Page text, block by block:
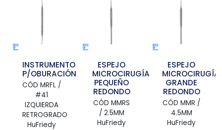
INSTRUMENTO
P/OBURACIÓN
CÓD MRFL /
#41
IZQUIERDA
RETROGRADO
HuFriedy
ESPEJO
MICROCIRUGÍA
PEQUEÑO
REDONDO
CÓD MMRS
/ 2.5MM
HuFriedy
ESPEJO
MICROCIRUGÍA
GRANDE
REDONDO
CÓD MMR /
4.5MM
HuFriedy